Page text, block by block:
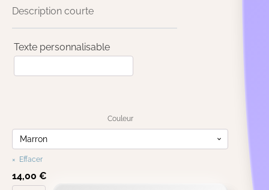
13,00 €
Description courte
Texte personnalisable
Couleur
Effacer
14,00 €